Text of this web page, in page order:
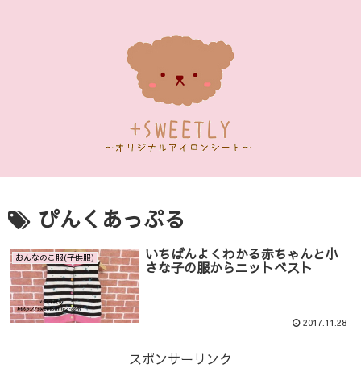
ぴんくあっぷる
おんなのこ服(子供服) いちばんよくわかる赤ちゃんと小
さな子の服からニットベスト
2017.11.28
スポンサーリンク